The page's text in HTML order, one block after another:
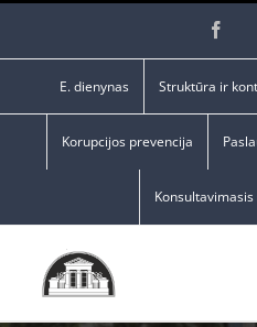
E. dienynas Struktūra ir
Korupcijos prevencija